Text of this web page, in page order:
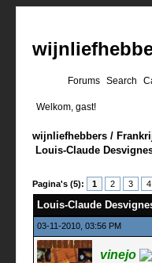
Forums Search
Welkom, gast!
wijnliefhebbers /
Louis-Claude
Pagina's (5): 1 2 3 4
2 stemmen -
12345
Louis-Claude
03-11-2010, 03:56 PM
vinejo